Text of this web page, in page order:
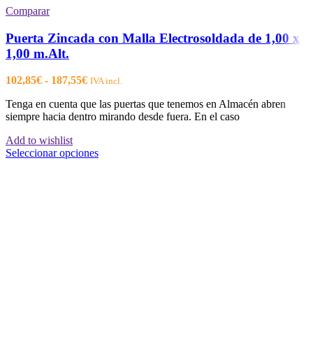
Comparar
Puerta Zincada con Malla Electrosoldada de 1,00 x
1,00 m.Alt.
102,85€ - 187,55€Rango
precios:
desde
187,55€
IVA incl.
Tenga en cuenta que las puertas que tenemos en Almacén abren
siempre hacia dentro mirando desde fuera. En el caso
Add to wishlist
Seleccionar opcionesEste